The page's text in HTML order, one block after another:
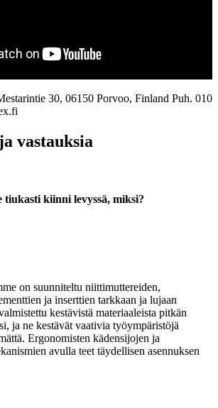
30, 06150 Porvoo, Finland Puh. 010
vastauksia
tiukasti kiinni levyssä, miksi?
on suunniteltu niittimuttereiden,
ja inserttien tarkkaan ja lujaan
kestävistä materiaaleista pitkän
ja ne kestävät vaativia työympäristöjä
Ergonomisten kädensijojen ja
avulla teet täydellisen asennuksen